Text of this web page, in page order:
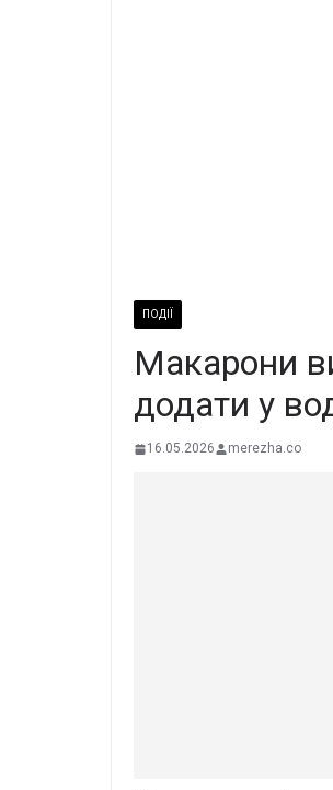
ПОДІЇ
Макарони
додати у
16.05.2026 merezha.co